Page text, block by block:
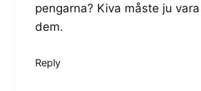
pengarna? Kiva måste ju
dem.
Reply